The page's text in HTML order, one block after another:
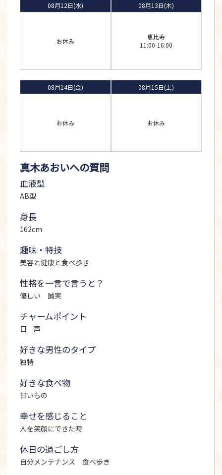
08月12日(水)
お休み
08月13日(木)
恵比寿
11:00-16:00
08月14日(金)
お休み
08月15日(土)
お休み
真木あおいへの質問
血液型
AB型
身長
162cm
趣味・特技
美容と健康と食べ歩き
性格を一言で言うと？
優しい 誠実
チャームポイント
目 声
好きな男性のタイプ
独特
好きな食べ物
甘いもの
幸せを感じること
人を笑顔にできた時
休日の過ごし方
自分メンテナンス 食べ歩き